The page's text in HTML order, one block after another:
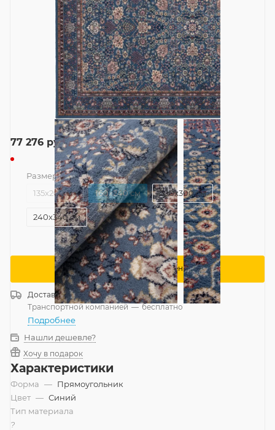
77 276 руб./шт
Размер — 160x240 см
135x200 см
160x240 см 200x300 см
240x340 см
Сообщить о поступлении
ДоставкаРоссия
Транспортной компанией—бесплатно
Подробнее
Нашли дешевле?
Хочу в подарок
Характеристики
Форма — Прямоугольник
Цвет — Синий
Тип материала
?